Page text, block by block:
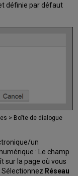
définie par défaut
> Boîte de dialogue
un
: Le champ
sur la page où vous
Réseau